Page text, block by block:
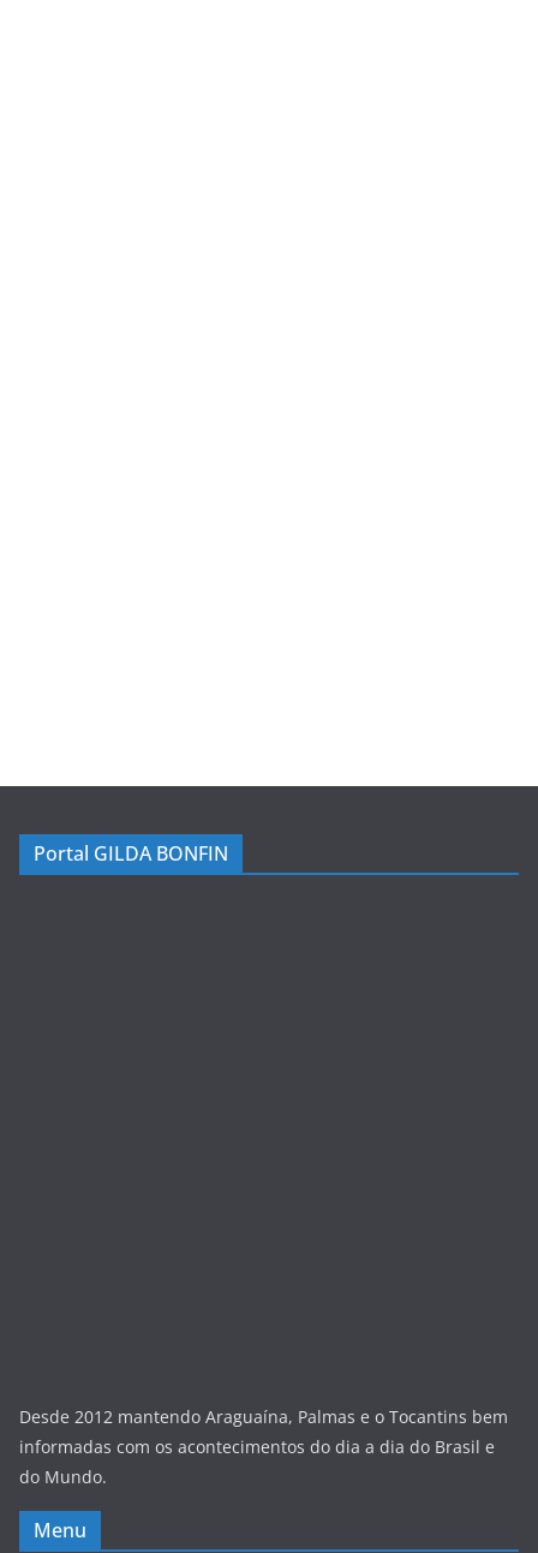
Portal GILDA BONFIN
Desde 2012 mantendo Araguaína, Palmas e o Tocantins bem
informadas com os acontecimentos do dia a dia do Brasil e
do Mundo.
Menu